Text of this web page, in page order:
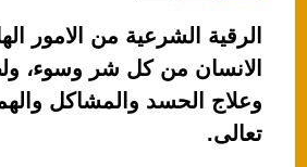
c
e
b
o
at
s
A
الرقية الشرعية من الامور
الانسان من كل شر وسوء،
وعلاج الحسد والمشاكل
تعالى.